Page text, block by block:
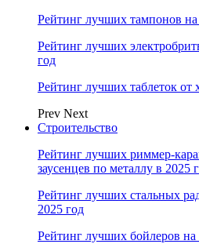
Рейтинг лучших тампонов на
Рейтинг лучших
год
Рейтинг лучших таблеток от
Prev Next
Строительство
Рейтинг лучших риммер-
заусенцев по металлу в 2025
Рейтинг лучших стальных
2025 год
Рейтинг лучших бойлеров на